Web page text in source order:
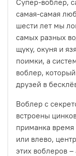
самая-самая
шести лет мы
самых разных
щуку, окуня и
поимки, а
воблер,
друзей в
Воблер с
встроены
приманка время
или влево,
этих воблеров